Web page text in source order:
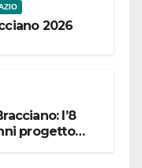
2026
l’8
progetto